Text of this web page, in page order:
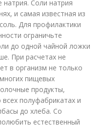
натрия. Соли натрия
и самая известная из
Для профилактики
ограничьте
до одной чайной ложки
При расчетах не
в организм не только
пищевых
продукты,
полуфабрикатах и
до хлеба. Со
естественный